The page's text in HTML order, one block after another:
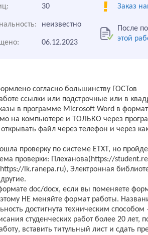
30 Заказ
неизвестно После
этой
06.12.2023
согласно большинству ГОСТов
ссылки или подстрочные или в
в программе Microsoft Word в
на компьютере и ТОЛЬКО через
файл через телефон и через
проверку по системе ЕТХТ, но
проверки: Плеханова(https://
lk.ranepa.ru), Электронная
doc/docx, если вы поменяете
НЕ меняйте формат работы.
достигнута техническим способом
студенческих работ более 20 лет,
вставить титульный лист и сдать